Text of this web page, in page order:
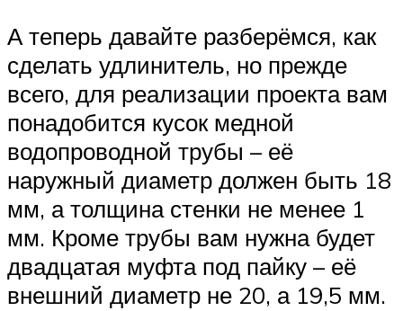
А теперь давайте разберёмся, как
сделать удлинитель, но прежде
всего, для реализации проекта вам
понадобится кусок медной
водопроводной трубы – её
наружный диаметр должен быть 18
мм, а толщина стенки не менее 1
мм. Кроме трубы вам нужна будет
двадцатая муфта под пайку – её
внешний диаметр не 20, а 19,5 мм.